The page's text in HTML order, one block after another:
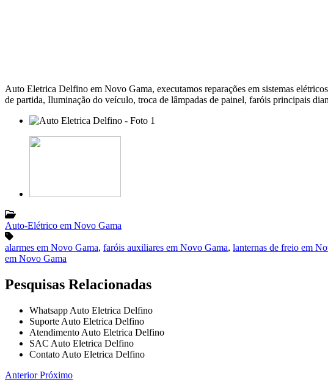
Auto Eletrica Delfino em Novo Gama, executamos reparações em sistemas
de partida, Iluminação do veículo, troca de lâmpadas de painel, faróis principais
Auto-Elétrico em Novo Gama
alarmes em Novo Gama, faróis auxiliares em Novo Gama, lanternas de freio em
em Novo Gama
Pesquisas Relacionadas
Whatsapp Auto Eletrica Delfino
Suporte Auto Eletrica Delfino
Atendimento Auto Eletrica Delfino
SAC Auto Eletrica Delfino
Contato Auto Eletrica Delfino
AnteriorPróximo